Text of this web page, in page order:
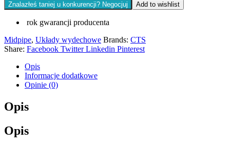
Znalazłeś taniej u konkurencji? Negocjuj
Add to wishlist
rok gwarancji producenta
Midpipe, Układy wydechowe Brands: CTS
Share: Facebook Twitter Linkedin Pinterest
Opis
Informacje dodatkowe
Opinie (0)
Opis
Opis